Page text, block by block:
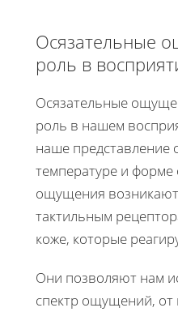
Осязательные
роль в
Осязательные
роль в нашем
наше представление
температуре и форме
ощущения
тактильным
коже, которые
Они позволяют нам
спектр ощущений, от